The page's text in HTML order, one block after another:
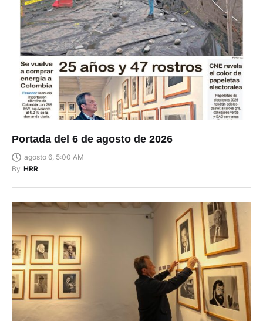
Portada del 6 de agosto de 2026
agosto 6, 5:00 AM
By HRR